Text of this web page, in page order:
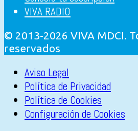
VIVA RADIO
© 2013-2026 VIVA MDCI.
reservados
Aviso Legal
Política de Privacidad
Política de Cookies
Configuración de Cookies